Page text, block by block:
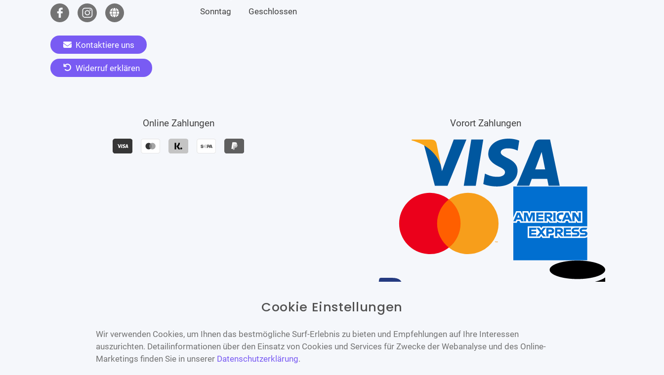
Kontaktiere uns
Widerruf erklären
Sonntag
Geschlossen
Online Zahlungen Vorort Zahlungen
WCAG-2.1-AA
Cookie Einstellungen
Wir verwenden Cookies, um Ihnen das bestmögliche Surf-Erlebnis zu bieten und Empfehlungen auf Ihre Interessen
auszurichten. Detailinformationen über den Einsatz von Cookies und Services für Zwecke der Webanalyse und des Online-
Marketings finden Sie in unserer Datenschutzerklärung.